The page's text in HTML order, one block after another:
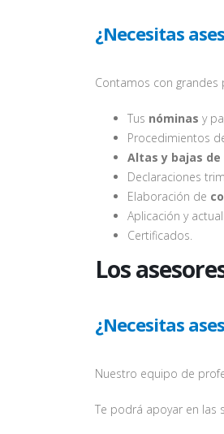
¿Necesitas
Contamos con
Tus nóminas y
Procedimientos
Altas y bajas
Declaraciones
Elaboración de
Aplicación y
Certificados.
Los
¿Necesitas
Nuestro equipo de
Te podrá apoyar en las